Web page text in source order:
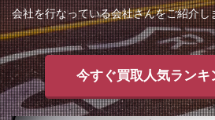
会社を行なっている会社さんをご紹介し
今すぐ買取人気ランキ